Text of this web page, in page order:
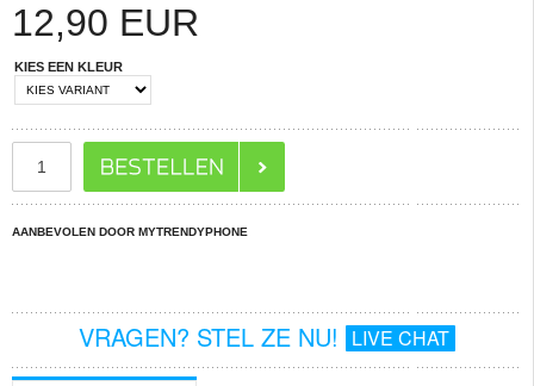
12,90 EUR
KIES EEN KLEUR
AANBEVOLEN DOOR MYTRENDYPHONE
VRAGEN? STEL ZE NU! LIVE CHAT